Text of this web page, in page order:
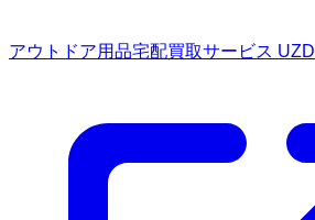
アウトドア用品宅配買取サービス UZD